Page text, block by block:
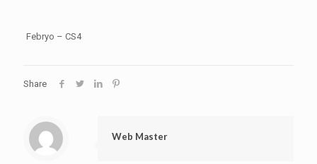
Febryo – CS4
Share
Web Master